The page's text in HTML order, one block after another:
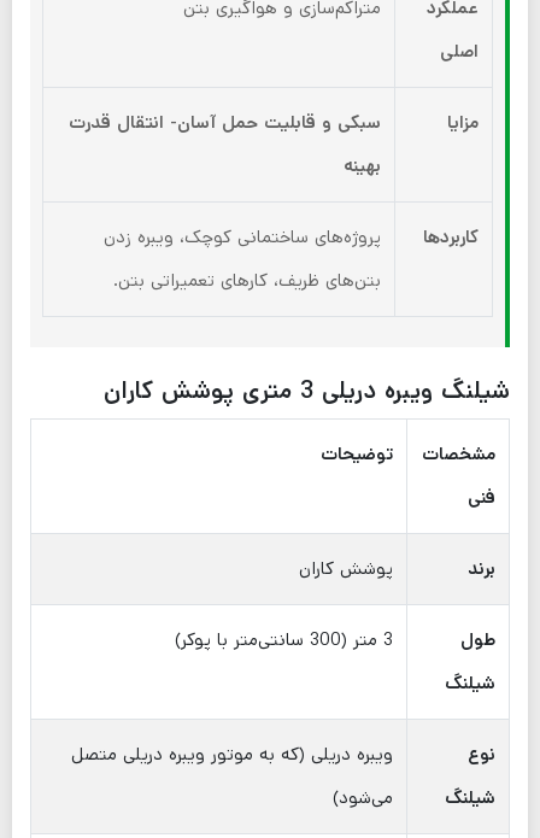
عملکرد
اصلی
متراکم‌سازی و هواگیری بتن
مزایا سبکی و قابلیت حمل آسان- انتقال قدرت
بهینه
کاربردها
پروژه‌های ساختمانی کوچک، ویبره زدن
بتن‌های ظریف، کارهای تعمیراتی بتن.
شیلنگ ویبره دریلی 3 متری پوشش کاران
مشخصات
فنی
توضیحات
برند پوشش کاران
طول
شیلنگ
3 متر (300 سانتی‌متر با پوکر)
نوع
شیلنگ
ویبره دریلی (که به موتور ویبره دریلی متصل
می‌شود)